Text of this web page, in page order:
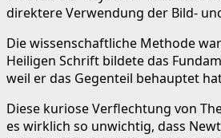
direktere Verwendung der Bild-
Die wissenschaftliche Methode
Heiligen Schrift bildete das
weil er das Gegenteil behauptet
Diese kuriose Verflechtung von
es wirklich so unwichtig, dass